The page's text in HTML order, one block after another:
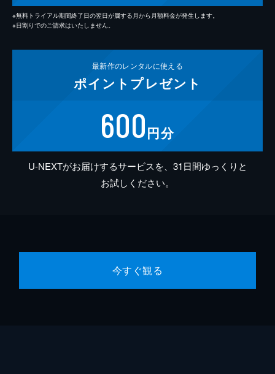
※無料トライアル期間終了日の翌日が属する月から月額料金が発生します。
※日割りでのご請求はいたしません。
最新作のレンタルに使える
ポイント プレゼント
600円分
U-NEXTがお届けするサービスを、31日間ゆっくりと
お試しください。
今すぐ観る